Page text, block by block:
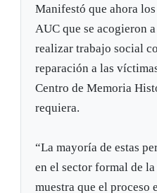
Manifestó que ahora
AUC que se acogieron
realizar trabajo social
reparación a las
Centro de Memoria
requiera.
“La mayoría de estas
en el sector formal de
muestra que el proceso